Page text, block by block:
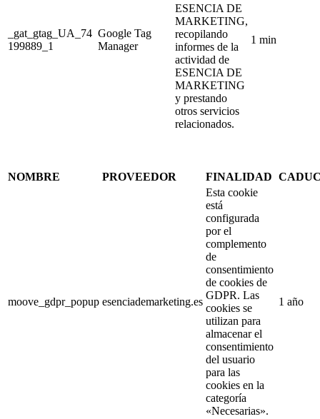
ESENCIA DE
MARKETING,
recopilando
informes de la
actividad de
ESENCIA DE
MARKETING
y prestando
otros servicios
relacionados.
_gat_gtag_UA_74
199889_1
Google Tag
Manager
1 min
NOMBRE PROVEEDOR FINALIDAD
moove_gdpr_popup esenciademarketing.es
Esta cookie
está
configurada
por el
complemento
de
consentimiento
de cookies de
GDPR. Las
cookies se
utilizan para
almacenar el
consentimiento
del usuario
para las
cookies en la
categoría
«Necesarias».
1 año